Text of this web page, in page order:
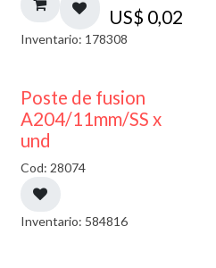
US$ 0,02
Inventario: 178308
Poste de fusion
A204/11mm/SS x
und
Cod: 28074
Inventario: 584816